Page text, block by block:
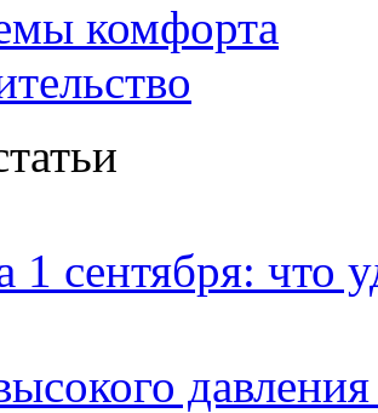
комфорта
1 сентября: что